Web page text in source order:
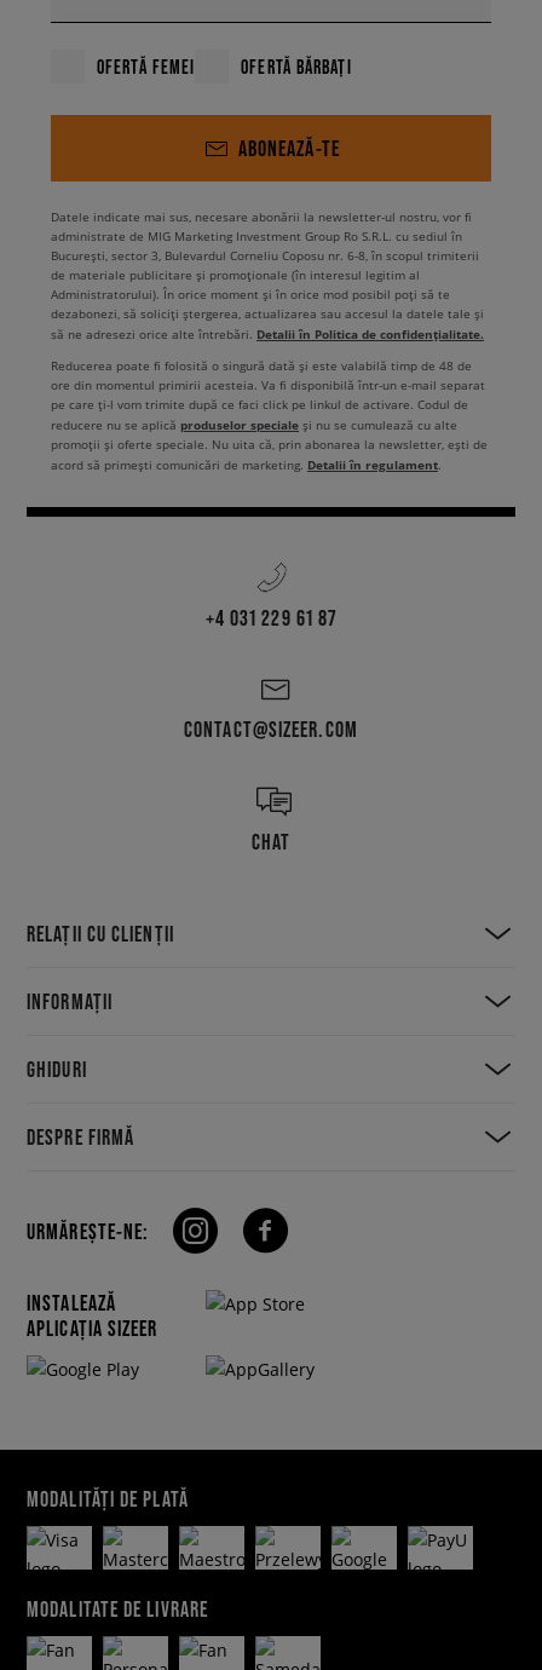
OFERTĂ FEMEI OFERTĂ BĂRBAȚI
ABONEAZĂ-TE
Datele indicate mai sus, necesare abonării la newsletter-ul nostru, vor fi
administrate de MIG Marketing Investment Group Ro S.R.L. cu sediul în
București, sector 3, Bulevardul Corneliu Coposu nr. 6-8, în scopul trimiterii
de materiale publicitare și promoționale (în interesul legitim al
Administratorului). În orice moment și în orice mod posibil poți să te
dezabonezi, să soliciți ștergerea, actualizarea sau accesul la datele tale și
să ne adresezi orice alte întrebări. Detalii în Politica de confidențialitate.
Reducerea poate fi folosită o singură dată și este valabilă timp de 48 de
ore din momentul primirii acesteia. Va fi disponibilă într-un e-mail separat
pe care ți-l vom trimite după ce faci click pe linkul de activare. Codul de
reducere nu se aplică produselor speciale și nu se cumulează cu alte
promoții și oferte speciale. Nu uita că, prin abonarea la newsletter, ești de
acord să primești comunicări de marketing. Detalii în regulament.
+4 031 229 61 87
CONTACT@SIZEER.COM
CHAT
RELAȚII CU CLIENȚII
INFORMAȚII
GHIDURI
DESPRE FIRMĂ
URMĂREȘTE-NE:
INSTALEAZĂ
APLICAȚIA SIZEER
MODALITĂȚI DE PLATĂ
MODALITATE DE LIVRARE